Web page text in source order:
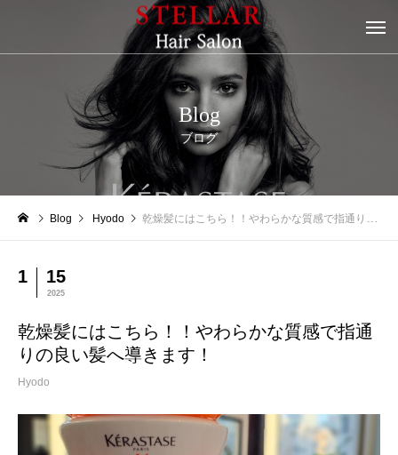
Blog
ブログ
Blog Hyodo 乾燥髪にはこちら！！やわらかな質感で指通りの良い髪へ導きます！
1 15
2025
乾燥髪にはこちら！！やわらかな質感で指通
りの良い髪へ導きます！
Hyodo